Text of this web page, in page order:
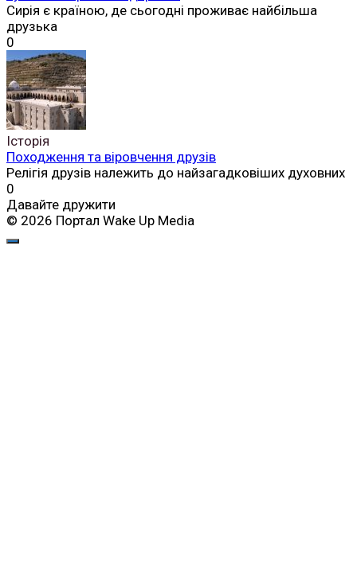
Сирія є країною, де сьогодні проживає найбільша
друзька
0
Історія
Походження та віровчення друзів
Релігія друзів належить до найзагадковіших духовних
0
Давайте дружити
© 2026 Портал Wake Up Media